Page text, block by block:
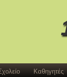
Καθηγητές